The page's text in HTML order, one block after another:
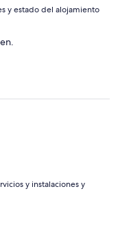
y estado del alojamiento
y instalaciones y